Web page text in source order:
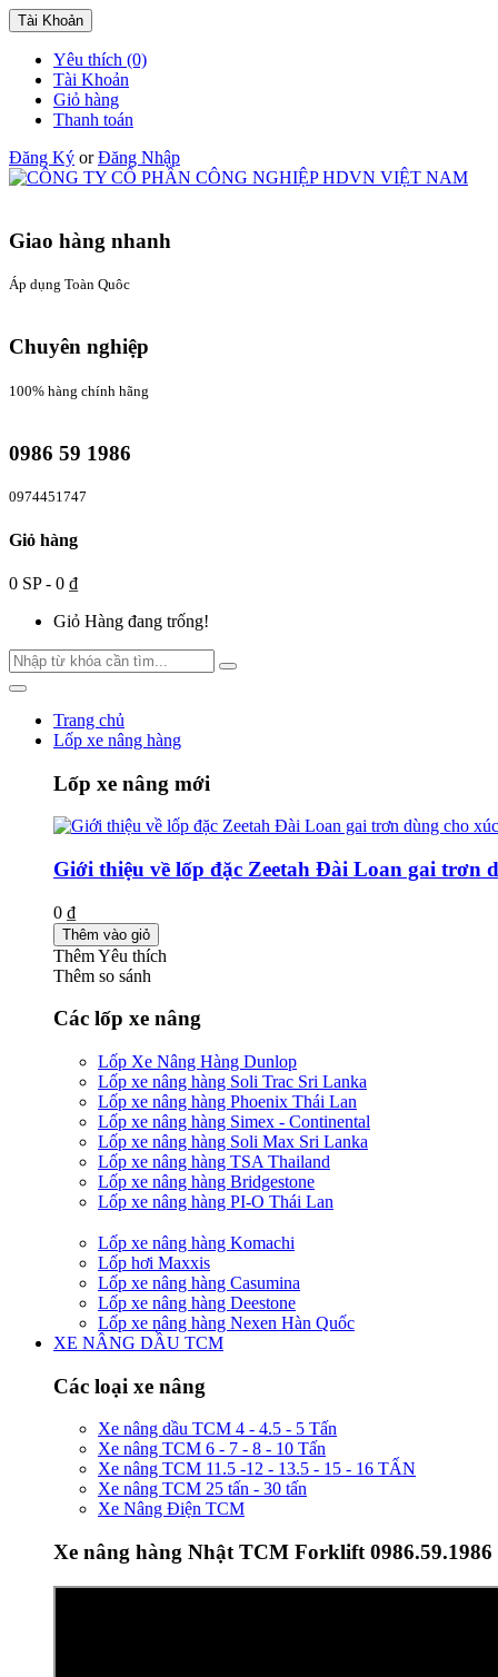
Tài Khoản
Yêu thích (0)
Tài Khoản
Giỏ hàng
Thanh toán
Đăng Ký orĐăng Nhập
Giao hàng nhanh
Áp dụng Toàn Quôc
Chuyên nghiệp
100% hàng chính hãng
0986 59 1986
0974451747
Giỏ hàng
0 SP - 0 ₫
Giỏ Hàng đang trống!
Trang chủ
Lốp xe nâng hàng
Lốp xe nâng mới
Giới thiệu về lốp đặc Zeetah Đài Loan gai trơn
0 ₫
Thêm vào giỏ
Thêm Yêu thích
Thêm so sánh
Các lốp xe nâng
Lốp Xe Nâng Hàng Dunlop
Lốp xe nâng hàng Soli Trac Sri Lanka
Lốp xe nâng hàng Phoenix Thái Lan
Lốp xe nâng hàng Simex - Continental
Lốp xe nâng hàng Soli Max Sri Lanka
Lốp xe nâng hàng TSA Thailand
Lốp xe nâng hàng Bridgestone
Lốp xe nâng hàng PI-O Thái Lan
Lốp xe nâng hàng Komachi
Lốp hơi Maxxis
Lốp xe nâng hàng Casumina
Lốp xe nâng hàng Deestone
Lốp xe nâng hàng Nexen Hàn Quốc
XE NÂNG DẦU TCM
Các loại xe nâng
Xe nâng dầu TCM 4 - 4.5 - 5 Tấn
Xe nâng TCM 6 - 7 - 8 - 10 Tấn
Xe nâng TCM 11.5 -12 - 13.5 - 15 - 16 TẤN
Xe nâng TCM 25 tấn - 30 tấn
Xe Nâng Điện TCM
Xe nâng hàng Nhật TCM Forklift 0986.59.1986